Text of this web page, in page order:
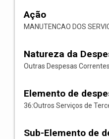
Ação
MANUTENCAO DOS
Natureza da
Outras Despesas Correntes
Elemento de
36:Outros Serviços de
Sub-Elemento de